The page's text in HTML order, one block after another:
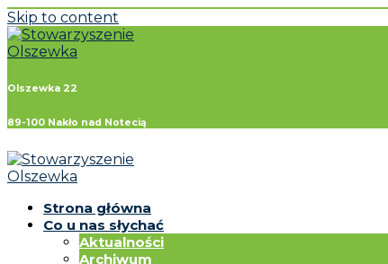
Skip to content
Olszewka 22
89-100 Nakło nad Notecią
Strona główna
Co u nas słychać
Aktualności
Archiwum